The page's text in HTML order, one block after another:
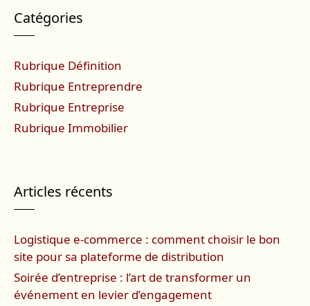
Catégories
Rubrique Définition
Rubrique Entreprendre
Rubrique Entreprise
Rubrique Immobilier
Articles récents
Logistique e-commerce : comment choisir le bon
site pour sa plateforme de distribution
Soirée d’entreprise : l’art de transformer un
événement en levier d’engagement